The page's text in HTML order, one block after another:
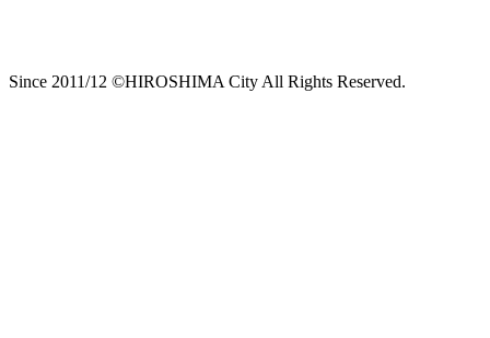
Since 2011/12 ©HIROSHIMA City All Rights Reserved.